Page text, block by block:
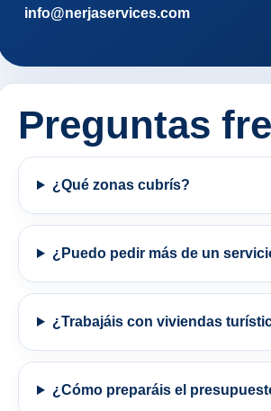
info@nerjaservices.com
Preguntas
¿Qué zonas cubrís?
¿Puedo pedir más de un
¿Trabajáis con viviendas
¿Cómo preparáis el